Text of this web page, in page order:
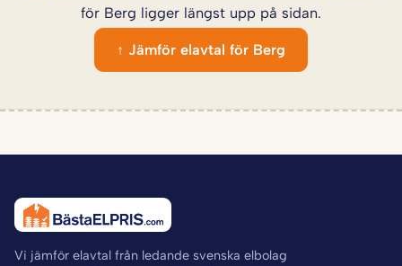
för Berg ligger längst upp på sidan.
↑ Jämför elavtal för Berg
Vi jämför elavtal från ledande svenska elbolag